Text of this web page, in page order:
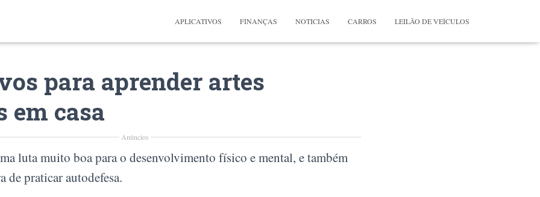
APLICATIVOS FINANÇAS NOTICIAS CARROS LEILÃO DE VEÍCULOS
para aprender artes
em casa
Anúncios
luta muito boa para o desenvolvimento físico e mental, e também
de praticar autodefesa.